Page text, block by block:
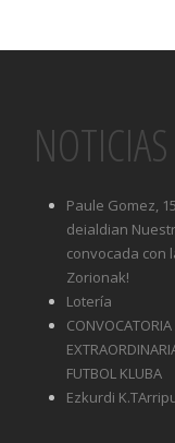
NOTICIAS
Paule Gomez,
deialdian
convocada con
Zorionak!
Lotería
CONVOCATORIA
FUTBOL KLUBA
Ezkurdi